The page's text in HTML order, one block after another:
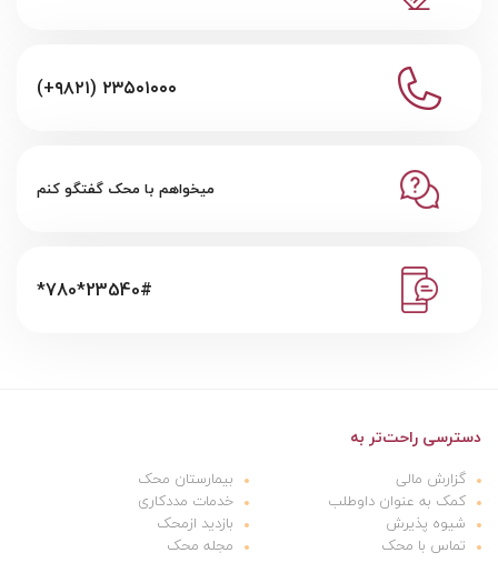
(+۹۸۲۱) ۲۳۵۰۱۰۰۰
میخواهم با محک گفتگو کنم
*780*23540#
دسترسی راحت‌تر به
گزارش مالی
بیمارستان محک
کمک به عنوان داوطلب
خدمات مددکاری
شیوه پذیرش
بازدید ازمحک
تماس با محک
مجله محک